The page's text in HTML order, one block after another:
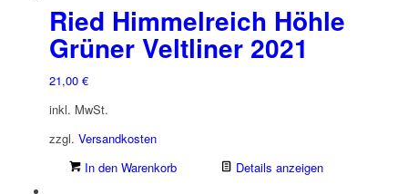
Ried Himmelreich Höhle
Grüner Veltliner 2021
21,00 €
inkl. MwSt.
zzgl. Versandkosten
In den Warenkorb
Details anzeigen